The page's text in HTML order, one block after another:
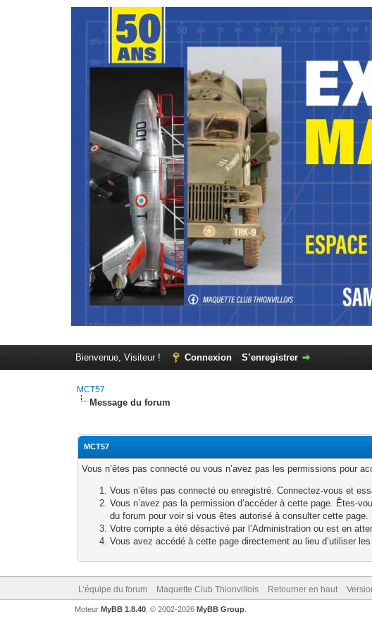
Bienvenue, Visiteur ! Connexion S’enregistrer
MCT57
Message du forum
MCT57
Vous n’êtes pas connecté ou vous n’avez pas les permissions pour
Vous n’êtes pas connecté ou enregistré. Connectez-vous et
Vous n’avez pas la permission d’accéder à cette page. Êtes-
du forum pour voir si vous êtes autorisé à consulter cette page.
Votre compte a été désactivé par l’Administration ou est en
Vous avez accédé à cette page directement au lieu d’utiliser
L’équipe du forum Maquette Club Thionvillois Retourner en haut
Moteur MyBB 1.8.40, © 2002-2026 MyBB Group.